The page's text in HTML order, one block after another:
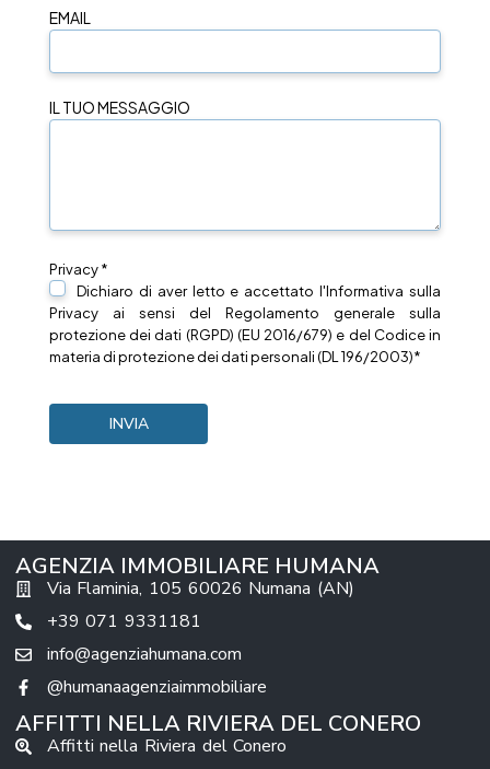
EMAIL
IL TUO MESSAGGIO
Privacy *
Dichiaro di aver letto e accettato l'Informativa sulla
Privacy ai sensi del Regolamento generale sulla
protezione dei dati (RGPD) (EU 2016/679) e del Codice in
materia di protezione dei dati personali (DL 196/2003)*
AGENZIA IMMOBILIARE HUMANA
Via Flaminia, 105 60026 Numana (AN)
+39 071 9331181
info@agenziahumana.com
@humanaagenziaimmobiliare
AFFITTI NELLA RIVIERA DEL CONERO
Affitti nella Riviera del Conero